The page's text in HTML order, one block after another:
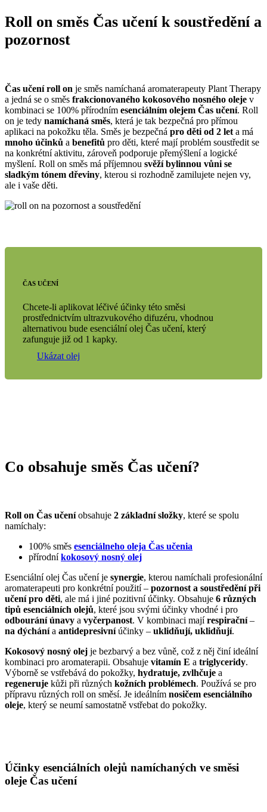
Roll on směs Čas učení k soustředění a
pozornost
Čas učení roll on je směs namíchaná aromaterapeuty Plant Therapy
a jedná se o směs frakcionovaného kokosového nosného oleje v
kombinaci se 100% přírodním esenciálním olejem Čas učení. Roll
on je tedy namíchaná směs, která je tak bezpečná pro přímou
aplikaci na pokožku těla. Směs je bezpečná pro děti od 2 let a má
mnoho účinků a benefitů pro děti, které mají problém soustředit se
na konkrétní aktivitu, zároveň podporuje přemýšlení a logické
myšlení. Roll on směs má příjemnou svěží bylinnou vůni se
sladkým tónem dřeviny, kterou si rozhodně zamilujete nejen vy,
ale i vaše děti.
ČAS UČENÍ
Chcete-li aplikovat léčivé účinky této směsi
prostřednictvím ultrazvukového difuzéru, vhodnou
alternativou bude esenciální olej Čas učení, který
zafunguje již od 1 kapky.
Ukázat olej
Co obsahuje směs Čas učení?
Roll on Čas učeníobsahuje 2 základní složky, které se spolu
namíchaly:
100% směs esenciálneho oleja Čas učenia
přírodníkokosový nosný olej
Esenciální olej Čas učení je synergie, kterou namíchali profesionální
aromaterapeuti pro konkrétní použití – pozornost a soustředění při
učení pro děti, ale má i jiné pozitivní účinky. Obsahuje 6 různých
tipů esenciálních olejů, které jsou svými účinky vhodné i pro
odbourání únavy a vyčerpanost. V kombinaci majírespirační–
na dýchánía antidepresivníúčinky – uklidňují, uklidňují.
Kokosový nosný olej je bezbarvý a bez vůně, což z něj činí ideální
kombinaci pro aromaterapii. Obsahuje vitamín E a triglyceridy.
Výborně se vstřebává do pokožky, hydratuje, zvlhčuje a
regeneruje kůži při různých kožních problémech. Používá se pro
přípravu různých roll on směsí. Je ideálním nosičem esenciálního
oleje, který se neumí samostatně vstřebat do pokožky.
Účinky esenciálních olejů namíchaných ve směsi
oleje Čas učení